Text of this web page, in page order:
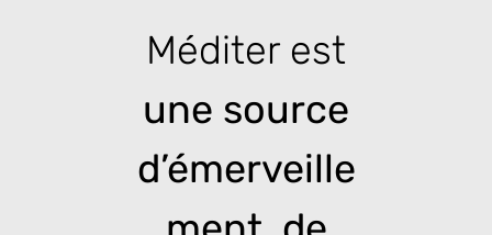
Méditer est
une source
d’émerveille